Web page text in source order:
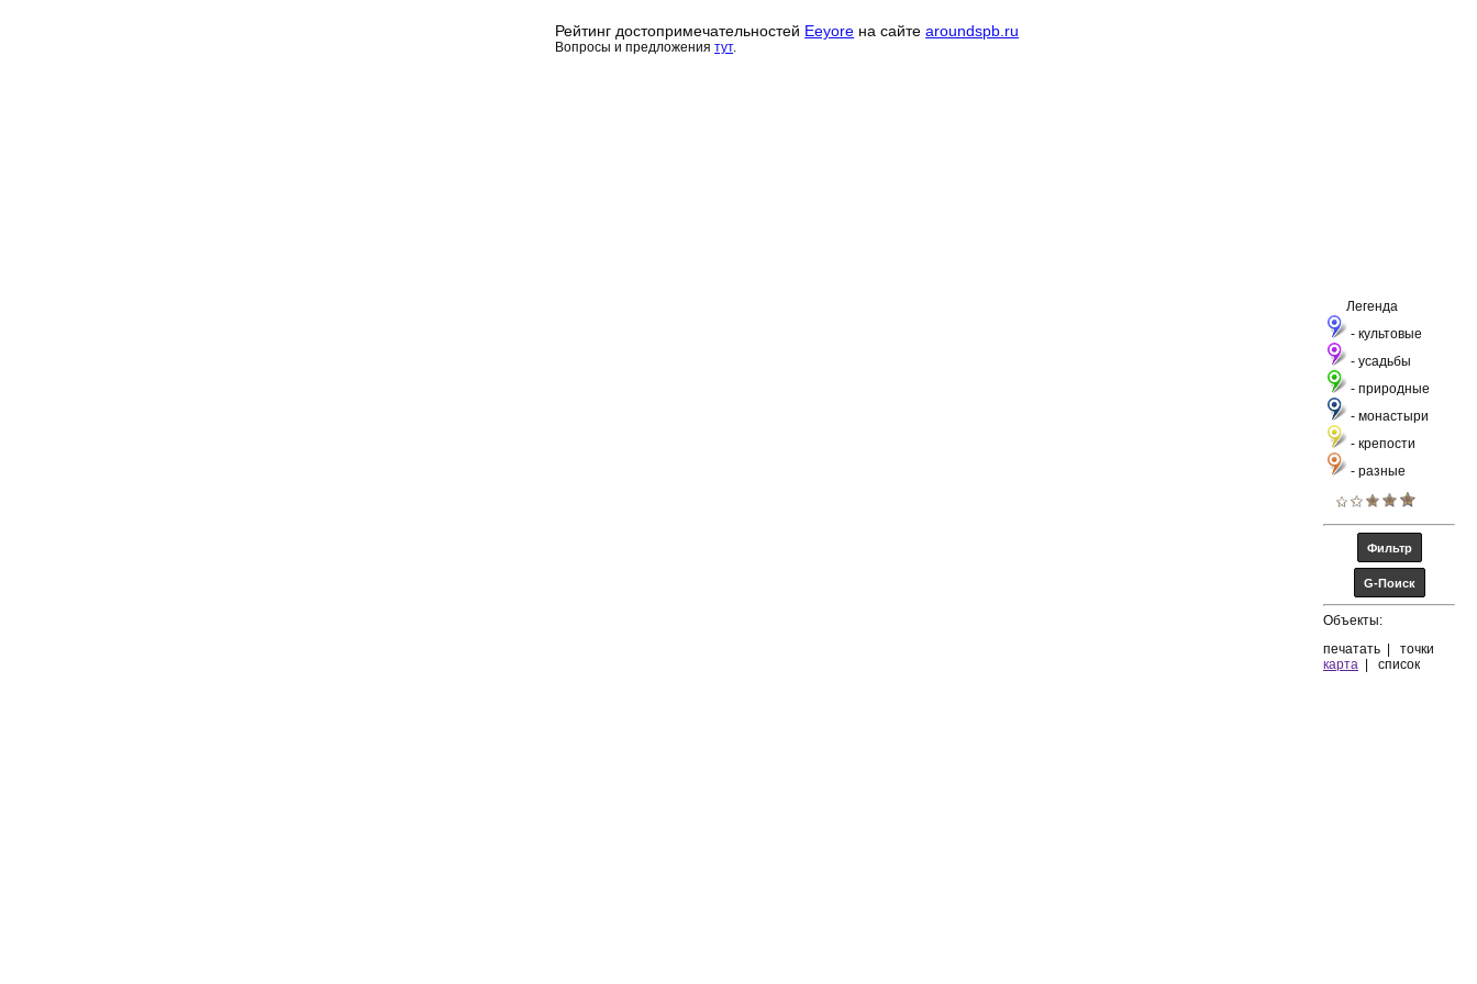
Рейтинг достопримечательностей Eeyore на сайтеaroundspb.ru
Вопросы и предложениятут.
Легенда
- культовые
- усадьбы
- природные
- монастыри
- крепости
- разные
Объекты:
печатать
точки
карта
список